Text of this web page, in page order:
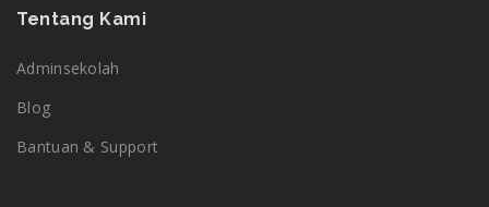
Tentang Kami
Adminsekolah
Blog
Bantuan & Support